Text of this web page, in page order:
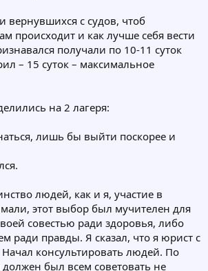
вернувшихся с судов, чтоб
происходит и как лучше себя вести
получали по 10-11 суток
– 15 суток – максимальное
на 2 лагеря:
лишь бы выйти поскорее и
людей, как и я, участие в
этот выбор был мучителен для
совестью ради здоровья, либо
ради правды. Я сказал, что я юрист с
консультировать людей. По
должен был всем советовать не